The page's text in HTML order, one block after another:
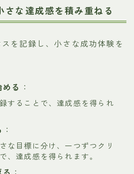
さな達成感を積み重ねる
を記録し、小さな成功体験を
る ：
することで、達成感を得られ
：
な目標に分け、一つずつクリ
、達成感を得られます。
：